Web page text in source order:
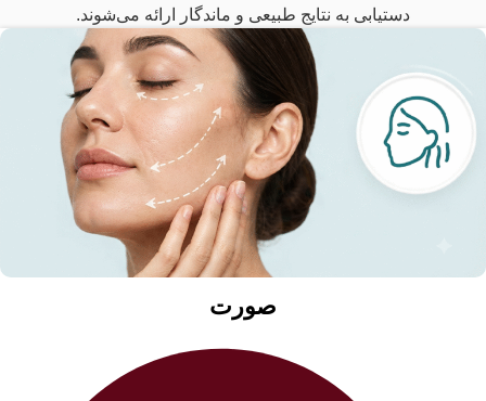
دستیابی به نتایج طبیعی و ماندگار ارائه می‌شوند.
صورت